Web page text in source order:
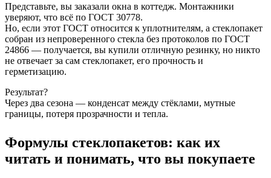
Представьте, вы заказали окна в коттедж. Монтажники
уверяют, что всё по ГОСТ 30778.
Но, если этот ГОСТ относится к уплотнителям, а стеклопакет
собран из непроверенного стекла без протоколов по ГОСТ
24866 — получается, вы купили отличную резинку, но никто
не отвечает за сам стеклопакет, его прочность и
герметизацию.
Результат?
Через два сезона — конденсат между стёклами, мутные
границы, потеря прозрачности и тепла.
Формулы стеклопакетов: как их
читать и понимать, что вы покупаете